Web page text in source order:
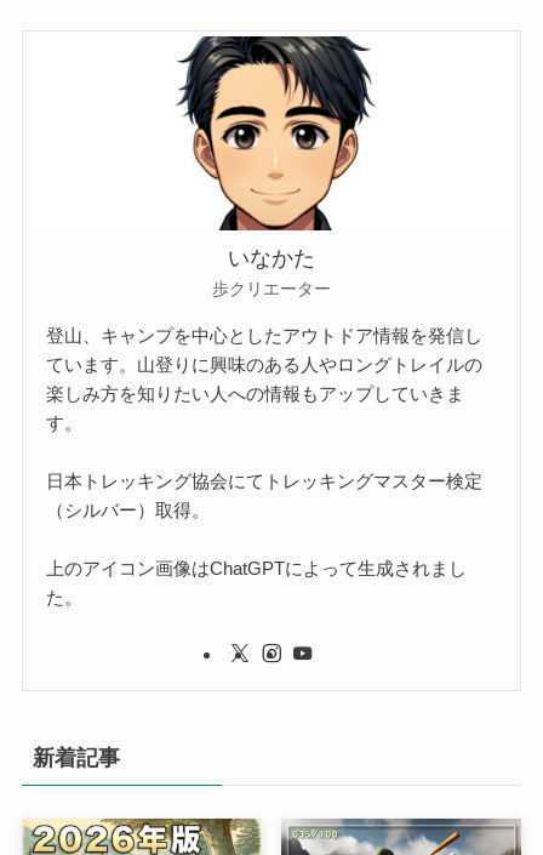
いなかた
歩クリエーター
登山、キャンプを中心としたアウトドア情報を発信し
ています。山登りに興味のある人やロングトレイルの
楽しみ方を知りたい人への情報もアップしていきま
す。
日本トレッキング協会にてトレッキングマスター検定
（シルバー）取得。
上のアイコン画像はChatGPTによって生成されまし
た。
新着記事